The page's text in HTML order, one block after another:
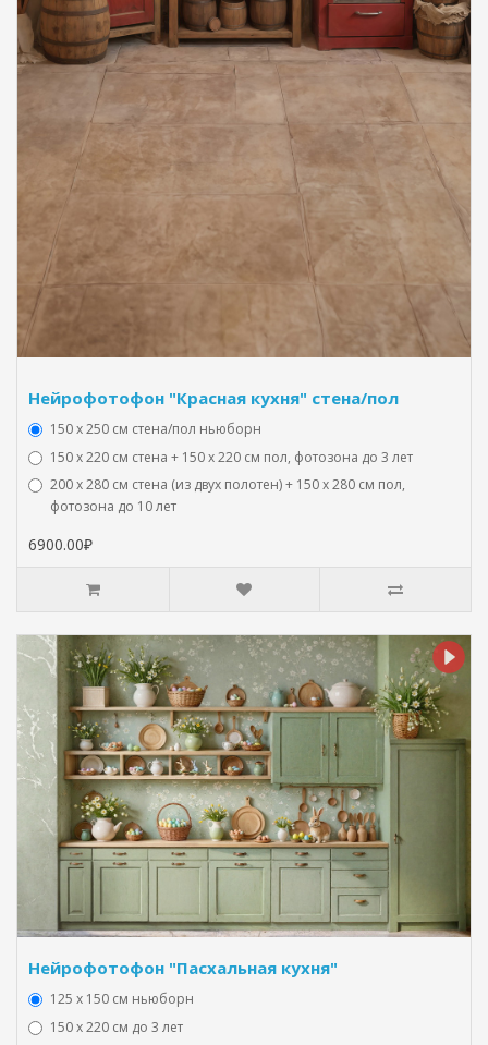
Нейрофотофон "Красная кухня" стена/пол
150 х 250 см стена/пол ньюборн
150 х 220 см стена + 150 х 220 см пол, фотозона до 3 лет
200 х 280 см стена (из двух полотен) + 150 х 280 см пол,
фотозона до 10 лет
6900.00₽
Нейрофотофон "Пасхальная кухня"
125 x 150 см ньюборн
150 х 220 см до 3 лет